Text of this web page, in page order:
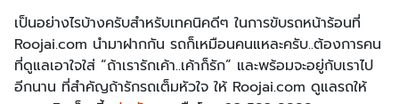
เป็นอย่างไรบ้างครับสำหรับเทคนิคดีๆ ในการขับรถหน้าร้อนที่
Roojai.com นำมาฝากกัน รถก็เหมือนคนแหละครับ..ต้องการคน
ที่ดูแลเอาใจใส่ “ถ้าเรารักเค้า..เค้าก็รัก” และพร้อมจะอยู่กับเราไป
อีกนาน ที่สำคัญถ้ารักรถเต็มหัวใจ ให้ Roojai.com ดูแลรถให้